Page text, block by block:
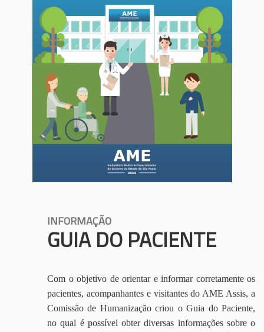
INFORMAÇÃO
GUIA DO PACIENTE
Com o objetivo de orientar e informar corretamente os
pacientes, acompanhantes e visitantes do AME Assis, a
Comissão de Humanização criou o Guia do Paciente,
no qual é possível obter diversas informações sobre o